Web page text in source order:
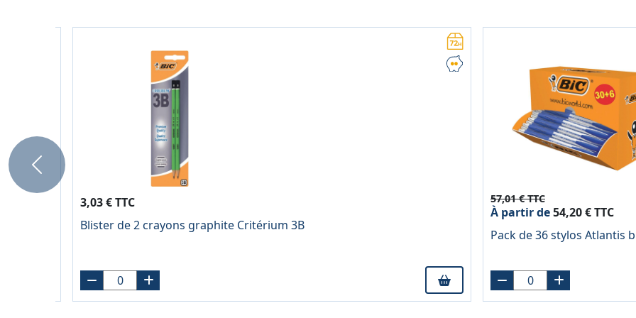
3,03 € TTC
Blister de 2 crayons graphite Critérium 3B
57,01 € TTC
À partir de54,20 € TTC
Pack de 36 stylos Atlantis
Previous